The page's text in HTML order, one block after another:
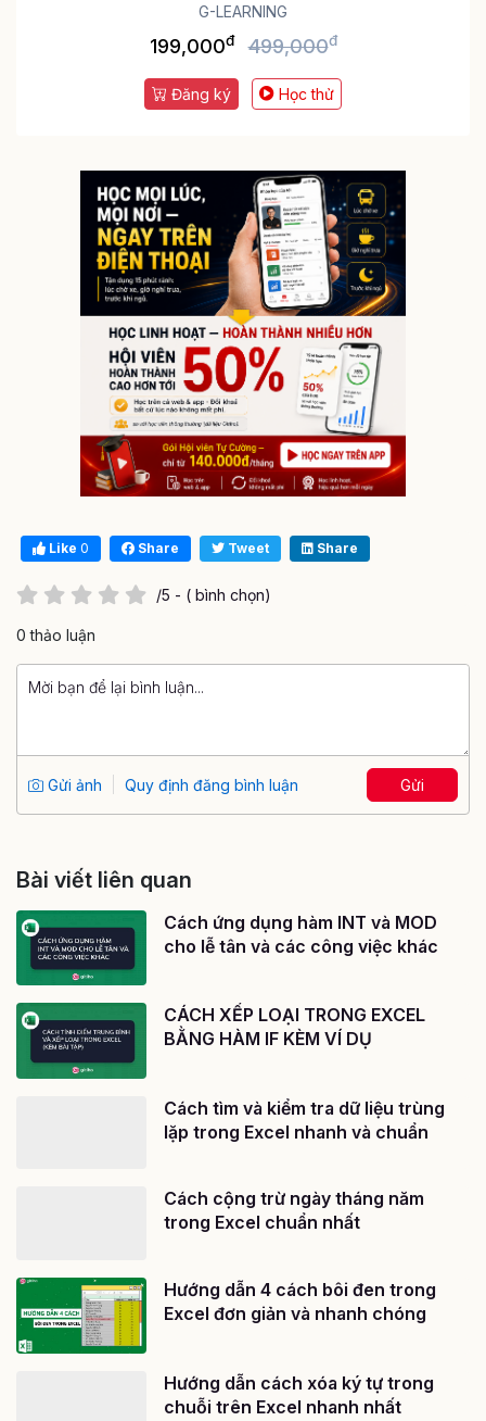
dân văn phòng
G-LEARNING
199,000đ 499,000đ
Đăng ký Học thử
Like 0 Share Tweet Share
/5 - ( bình chọn)
0 thảo luận
Gửi ảnh Quy định đăng bình luận Gửi
Bài viết liên quan
Cách ứng dụng hàm INT và MOD
cho lễ tân và các công việc khác
CÁCH XẾP LOẠI TRONG EXCEL
BẰNG HÀM IF KÈM VÍ DỤ
Cách tìm và kiểm tra dữ liệu trùng
lặp trong Excel nhanh và chuẩn
Cách cộng trừ ngày tháng năm
trong Excel chuẩn nhất
Hướng dẫn 4 cách bôi đen trong
Excel đơn giản và nhanh chóng
Hướng dẫn cách xóa ký tự trong
chuỗi trên Excel nhanh nhất